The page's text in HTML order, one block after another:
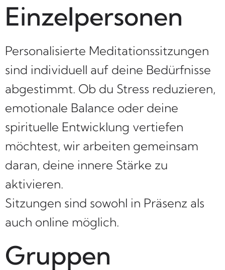
Einzelpersonen
Personalisierte Meditationssitzungen
sind individuell auf deine Bedürfnisse
abgestimmt. Ob du Stress reduzieren,
emotionale Balance oder deine
spirituelle Entwicklung vertiefen
möchtest, wir arbeiten gemeinsam
daran, deine innere Stärke zu
aktivieren.
Sitzungen sind sowohl in Präsenz als
auch online möglich.
Gruppen